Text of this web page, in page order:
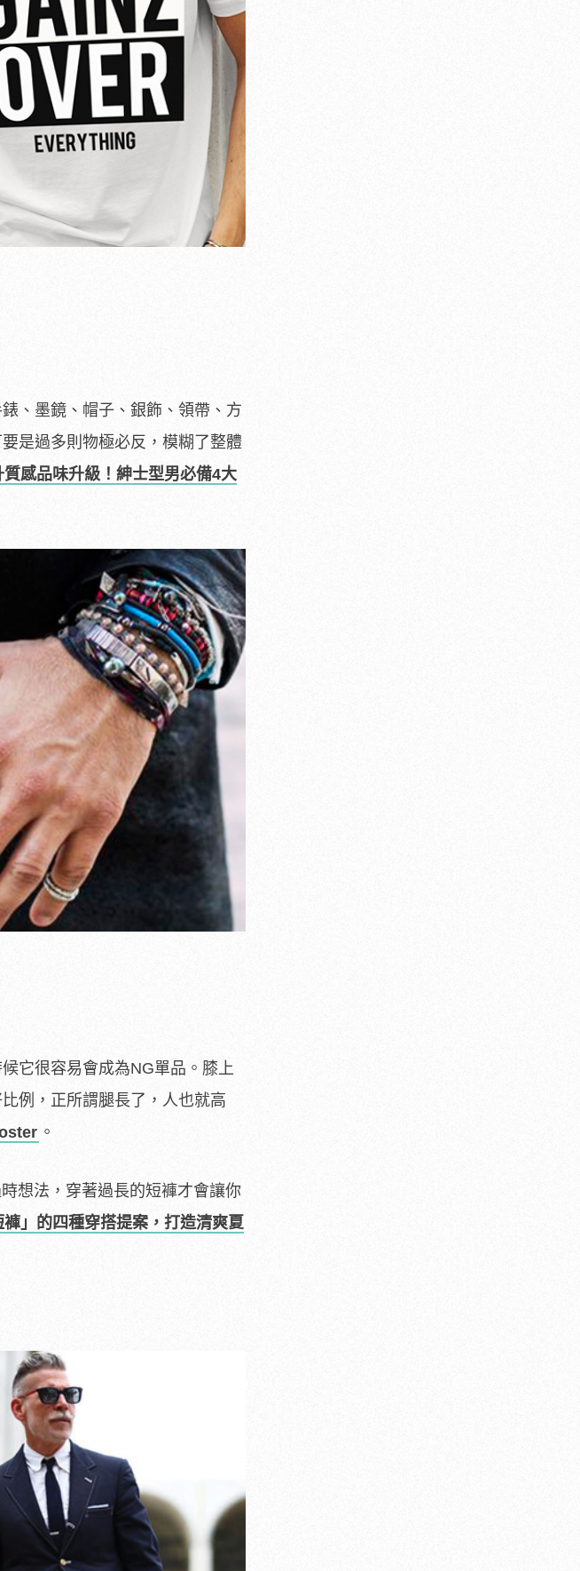
、墨鏡、帽子、銀飾、領帶、方
是過多則物極必反，模糊了整體
質感品味升級！紳士型男必備4大
它很容易會成為NG單品。膝上
例，正所謂腿長了，人也就高
。
想法，穿著過長的短褲才會讓你
」的四種穿搭提案，打造清爽夏